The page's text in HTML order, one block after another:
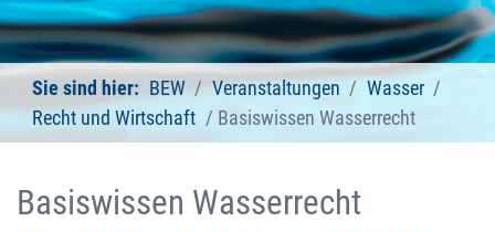
Sie sind hier: BEW Veranstaltungen
Wasser
Recht und Wirtschaft
Basiswissen Wasserrecht
Basiswissen Wasserrecht